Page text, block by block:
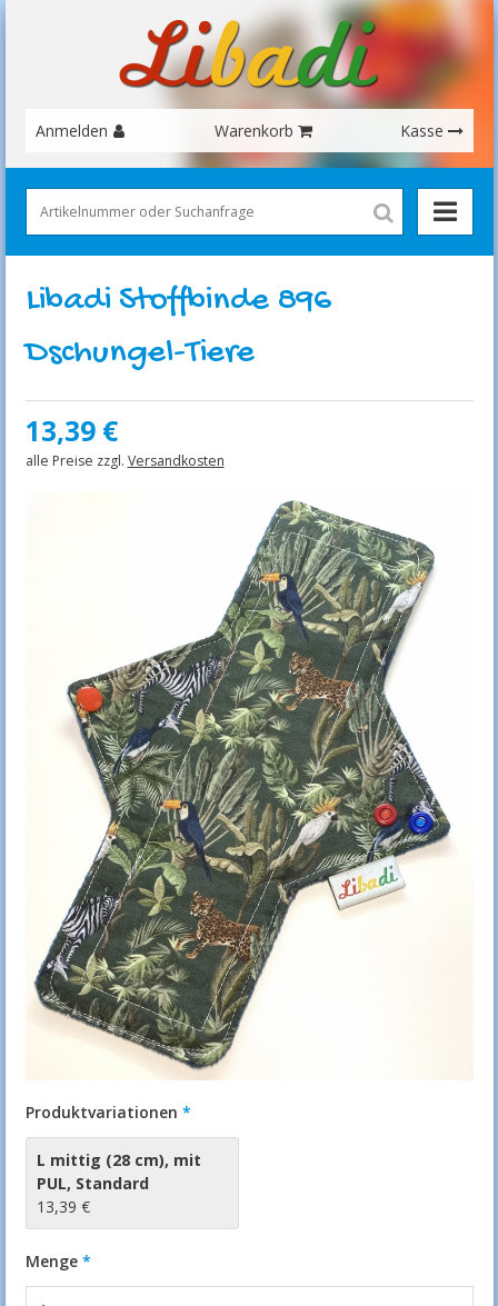
Anmelden Warenkorb Kasse
Libadi Stoffbinde 896
Dschungel-Tiere
13,39 €
alle Preise zzgl. Versandkosten
Produktvariationen
L mittig (28 cm), mit
PUL, Standard
13,39 €
Menge